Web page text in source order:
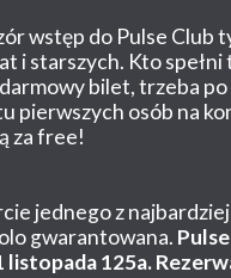
wstęp do Pulse Club
i starszych. Kto
bilet, trzeba
pierwszych osób na
za free!
jednego z
gwarantowana.
listopada 125a.